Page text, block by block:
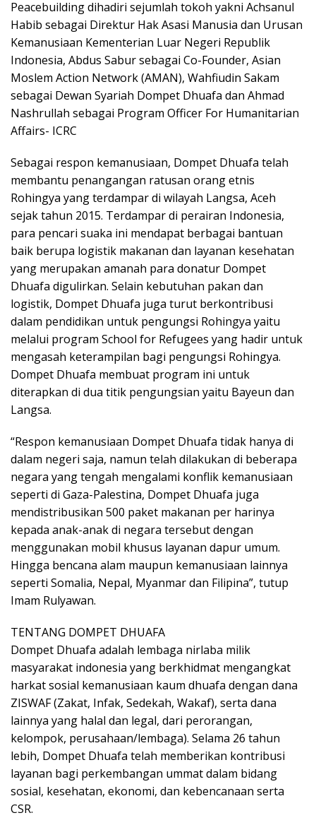
Peacebuilding dihadiri sejumlah tokoh yakni Achsanul
Habib sebagai Direktur Hak Asasi Manusia dan Urusan
Kemanusiaan Kementerian Luar Negeri Republik
Indonesia, Abdus Sabur sebagai Co-Founder, Asian
Moslem Action Network (AMAN), Wahfiudin Sakam
sebagai Dewan Syariah Dompet Dhuafa dan Ahmad
Nashrullah sebagai Program Officer For Humanitarian
Affairs- ICRC
Sebagai respon kemanusiaan, Dompet Dhuafa telah
membantu penangangan ratusan orang etnis
Rohingya yang terdampar di wilayah Langsa, Aceh
sejak tahun 2015. Terdampar di perairan Indonesia,
para pencari suaka ini mendapat berbagai bantuan
baik berupa logistik makanan dan layanan kesehatan
yang merupakan amanah para donatur Dompet
Dhuafa digulirkan. Selain kebutuhan pakan dan
logistik, Dompet Dhuafa juga turut berkontribusi
dalam pendidikan untuk pengungsi Rohingya yaitu
melalui program School for Refugees yang hadir untuk
mengasah keterampilan bagi pengungsi Rohingya.
Dompet Dhuafa membuat program ini untuk
diterapkan di dua titik pengungsian yaitu Bayeun dan
Langsa.
“Respon kemanusiaan Dompet Dhuafa tidak hanya di
dalam negeri saja, namun telah dilakukan di beberapa
negara yang tengah mengalami konflik kemanusiaan
seperti di Gaza-Palestina, Dompet Dhuafa juga
mendistribusikan 500 paket makanan per harinya
kepada anak-anak di negara tersebut dengan
menggunakan mobil khusus layanan dapur umum.
Hingga bencana alam maupun kemanusiaan lainnya
seperti Somalia, Nepal, Myanmar dan Filipina”, tutup
Imam Rulyawan.
TENTANG DOMPET DHUAFA
Dompet Dhuafa adalah lembaga nirlaba milik
masyarakat indonesia yang berkhidmat mengangkat
harkat sosial kemanusiaan kaum dhuafa dengan dana
ZISWAF (Zakat, Infak, Sedekah, Wakaf), serta dana
lainnya yang halal dan legal, dari perorangan,
kelompok, perusahaan/lembaga). Selama 26 tahun
lebih, Dompet Dhuafa telah memberikan kontribusi
layanan bagi perkembangan ummat dalam bidang
sosial, kesehatan, ekonomi, dan kebencanaan serta
CSR.